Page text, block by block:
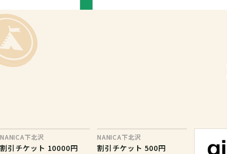
NANICA下北沢
割引チケット 10000円
NANICA下北沢
割引チケット 500円